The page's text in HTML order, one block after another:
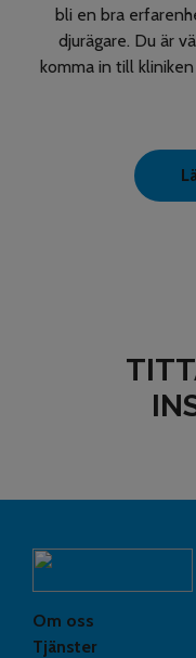
bli en bra
djurägare. Du är
komma in till
Om oss
Tjänster